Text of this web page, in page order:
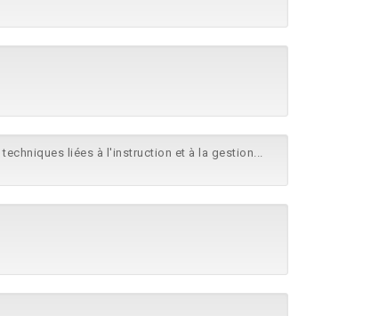
techniques liées à l'instruction et à la gestion...